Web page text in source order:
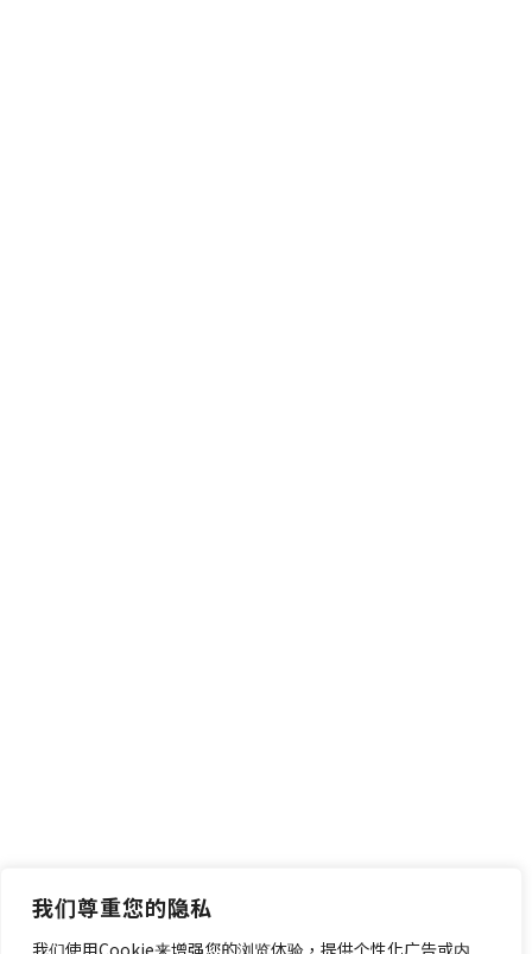
我们尊重您的隐私
我们使用Cookie来增强您的浏览体验，提供个性化广告或内